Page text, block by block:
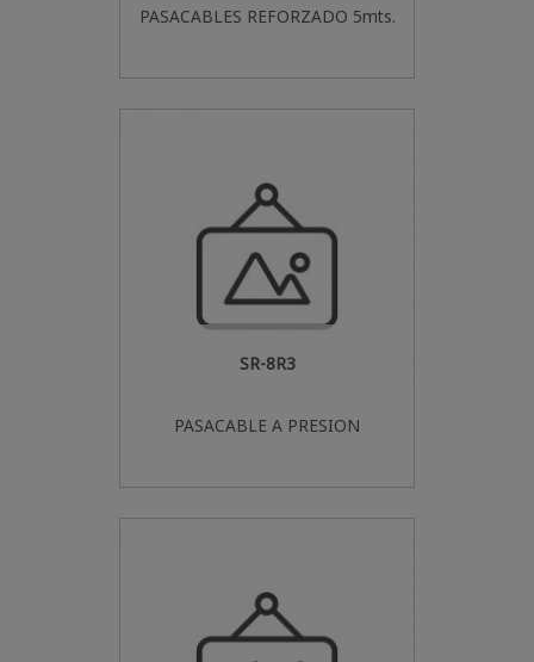
PASACABLES REFORZADO 5mts.
SR-8R3
PASACABLE A PRESION